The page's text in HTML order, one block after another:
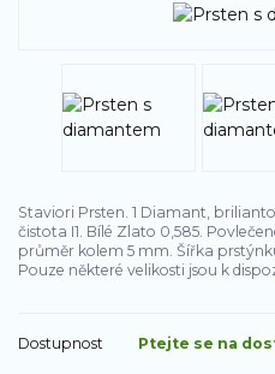
Staviori Prsten. 1 Diamant,
čistota I1. Bílé Zlato 0,585.
průměr kolem 5 mm. Šířka
Pouze některé velikosti jsou k
Dostupnost Ptejte se na